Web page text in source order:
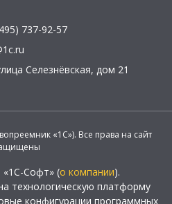
737-92-57
Селезнёвская, дом 21
«1С»). Все права на сайт
Софт» (о компании).
технологическую платформу
конфигурации программных